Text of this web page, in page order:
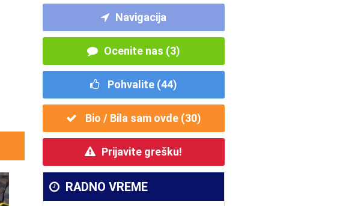
Navigacija
Ocenite nas (3)
Pohvalite (44)
Bio / Bila sam ovde (30)
Prijavite grešku!
RADNO VREME